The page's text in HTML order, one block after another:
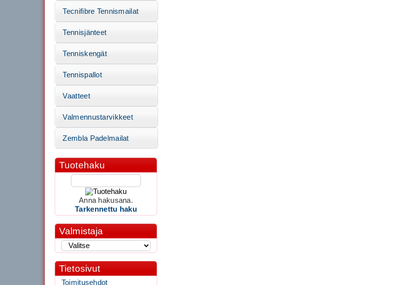
Tecnifibre Tennismailat
Tennisjänteet
Tenniskengät
Tennispallot
Vaatteet
Valmennustarvikkeet
Zembla Padelmailat
Tuotehaku
Anna hakusana.
Tarkennettu haku
Valmistaja
Tietosivut
Toimitusehdot